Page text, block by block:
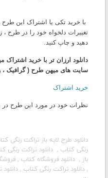
با خرید تکی یا اشتراک این طرح
تغییرات دلخواه خود را در طرح ،
دهید و چاپ کنید.
دانلود ارزان تر با خرید
سایت های میهن طرح ( گرافیک ،
خرید اشتراک
نظرات خود در مورد این طرح
دانلود طرح لایه باز تراکت رنگی
رنگی کتاب , دانلود تراکت رنگی
باز , دانلود فروشگاه کتاب ,
, دانلود تراکت رنگی کتاب , دانلود